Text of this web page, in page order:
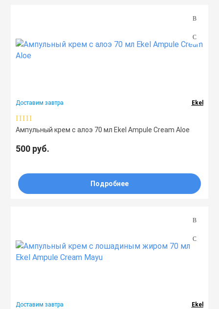
Доставим завтра Ekel
Ампульный крем с алоэ 70 мл Ekel Ampule Cream Aloe
500 руб.
Подробнее
Доставим завтра Ekel